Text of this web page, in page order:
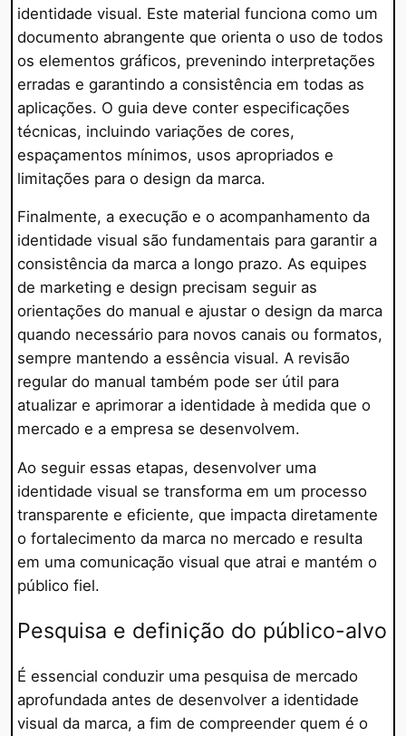
identidade visual. Este material funciona como um
documento abrangente que orienta o uso de todos
os elementos gráficos, prevenindo interpretações
erradas e garantindo a consistência em todas as
aplicações. O guia deve conter especificações
técnicas, incluindo variações de cores,
espaçamentos mínimos, usos apropriados e
limitações para o design da marca.
Finalmente, a execução e o acompanhamento da
identidade visual são fundamentais para garantir a
consistência da marca a longo prazo. As equipes
de marketing e design precisam seguir as
orientações do manual e ajustar o design da marca
quando necessário para novos canais ou formatos,
sempre mantendo a essência visual. A revisão
regular do manual também pode ser útil para
atualizar e aprimorar a identidade à medida que o
mercado e a empresa se desenvolvem.
Ao seguir essas etapas, desenvolver uma
identidade visual se transforma em um processo
transparente e eficiente, que impacta diretamente
o fortalecimento da marca no mercado e resulta
em uma comunicação visual que atrai e mantém o
público fiel.
Pesquisa e definição do público-alvo
É essencial conduzir uma pesquisa de mercado
aprofundada antes de desenvolver a identidade
visual da marca, a fim de compreender quem é o